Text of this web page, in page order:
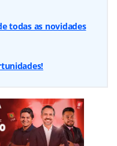
todas as novidades